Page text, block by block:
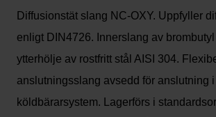
Diffusionstät slang NC-OXY. Uppfyller
enligt DIN4726. Innerslang av
ytterhölje av rostfritt stål AISI 304.
anslutningsslang avsedd för anslutning
köldbärarsystem. Lagerförs i